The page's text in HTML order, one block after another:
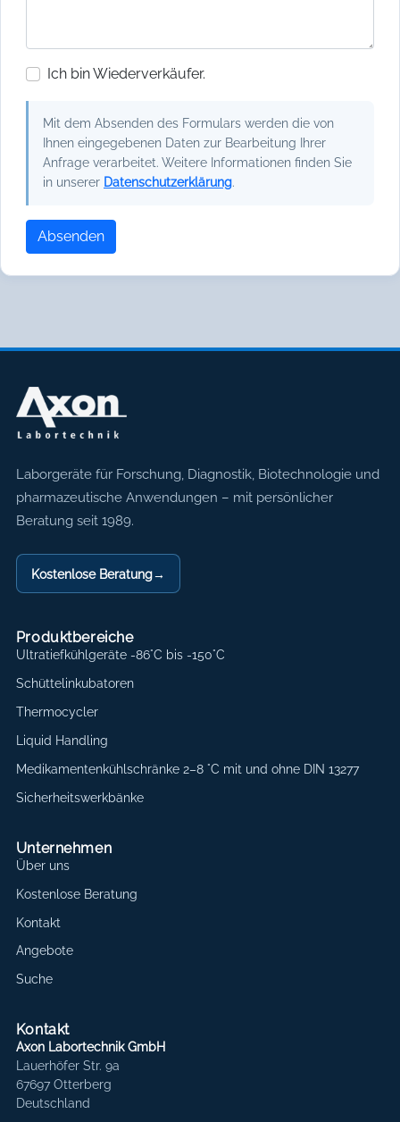
Ich bin Wiederverkäufer.
Mit dem Absenden des Formulars werden die von
Ihnen eingegebenen Daten zur Bearbeitung Ihrer
Anfrage verarbeitet. Weitere Informationen finden Sie
in unserer Datenschutzerklärung.
Absenden
Axon Labortechnik
Laborgeräte für Forschung, Diagnostik, Biotechnologie und
pharmazeutische Anwendungen – mit persönlicher
Beratung seit 1989.
Kostenlose Beratung→
Produktbereiche
Ultratiefkühlgeräte -86°C bis -150°C
Schüttelinkubatoren
Thermocycler
Liquid Handling
Medikamentenkühlschränke 2–8 °C mit und ohne DIN 13277
Sicherheitswerkbänke
Unternehmen
Über uns
Kostenlose Beratung
Kontakt
Angebote
Suche
Kontakt
Axon Labortechnik GmbH
Lauerhöfer Str. 9a
67697 Otterberg
Deutschland